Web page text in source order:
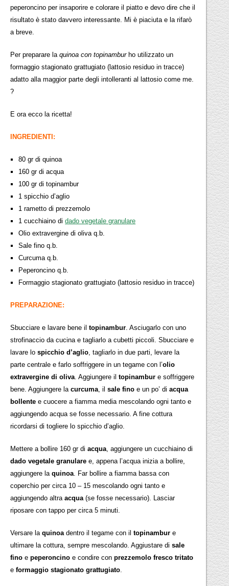
peperoncino per insaporire e colorare il piatto e devo dire che il
risultato è stato davvero interessante. Mi è piaciuta e la rifarò
a breve.
Per preparare laquinoa con topinambur ho utilizzato un
formaggio stagionato grattugiato (lattosio residuo in tracce)
adatto alla maggior parte degli intolleranti al lattosio come me.
?
E ora ecco la ricetta!
INGREDIENTI:
80 gr di quinoa
160 gr di acqua
100 gr di topinambur
1 spicchio d’aglio
1 rametto di prezzemolo
1 cucchiaino didado vegetale granulare
Olio extravergine di oliva q.b.
Sale fino q.b.
Curcuma q.b.
Peperoncino q.b.
Formaggio stagionato grattugiato (lattosio residuo in tracce)
PREPARAZIONE:
Sbucciare e lavare bene iltopinambur. Asciugarlo con uno
strofinaccio da cucina e tagliarlo a cubetti piccoli. Sbucciare e
lavare lospicchio d’aglio, tagliarlo in due parti, levare la
parte centrale e farlo soffriggere in un tegame con l’olio
extravergine di oliva. Aggiungere iltopinambure soffriggere
bene. Aggiungere lacurcuma, ilsale finoe un po’ diacqua
bollentee cuocere a fiamma media mescolando ogni tanto e
aggiungendo acqua se fosse necessario. A fine cottura
ricordarsi di togliere lo spicchio d’aglio.
Mettere a bollire 160 gr diacqua, aggiungere un cucchiaino di
dado vegetale granulare e, appena l’acqua inizia a bollire,
aggiungere laquinoa. Far bollire a fiamma bassa con
coperchio per circa 10 – 15 mescolando ogni tanto e
aggiungendo altraacqua(se fosse necessario). Lasciar
riposare con tappo per circa 5 minuti.
Versare laquinoadentro il tegame con iltopinambur e
ultimare la cottura, sempre mescolando. Aggiustare disale
fino epeperoncino e condire conprezzemolo fresco tritato
eformaggio stagionato grattugiato.